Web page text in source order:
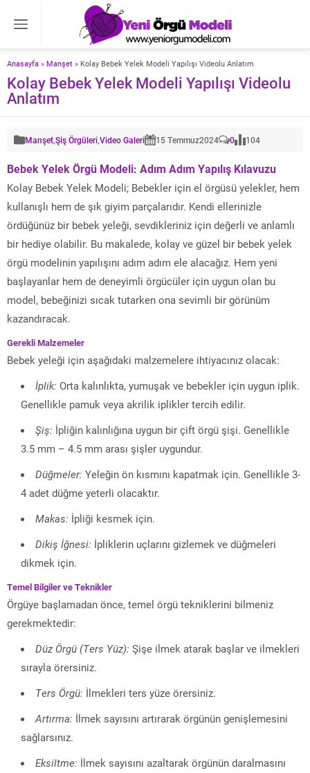
Anasayfa » Manşet » Kolay Bebek Yelek Modeli Yapılışı Videolu Anlatım
Kolay Bebek Yelek Modeli Yapılışı Videolu
Anlatım
Manşet,Şiş Örgüleri,Video Galeri 15 Temmuz2024 0 104
Bebek Yelek Örgü Modeli: Adım Adım Yapılış Kılavuzu
Kolay Bebek Yelek Modeli; Bebekler için el örgüsü yelekler, hem
kullanışlı hem de şık giyim parçalarıdır. Kendi ellerinizle
ördüğünüz bir bebek yeleği, sevdikleriniz için değerli ve anlamlı
bir hediye olabilir. Bu makalede, kolay ve güzel bir bebek yelek
örgü modelinin yapılışını adım adım ele alacağız. Hem yeni
başlayanlar hem de deneyimli örgücüler için uygun olan bu
model, bebeğinizi sıcak tutarken ona sevimli bir görünüm
kazandıracak.
Gerekli Malzemeler
Bebek yeleği için aşağıdaki malzemelere ihtiyacınız olacak:
İplik: Orta kalınlıkta, yumuşak ve bebekler için uygun iplik.
Genellikle pamuk veya akrilik iplikler tercih edilir.
Şiş: İpliğin kalınlığına uygun bir çift örgü şişi. Genellikle
3.5 mm – 4.5 mm arası şişler uygundur.
Düğmeler: Yeleğin ön kısmını kapatmak için. Genellikle 3-
4 adet düğme yeterli olacaktır.
Makas: İpliği kesmek için.
Dikiş İğnesi: İpliklerin uçlarını gizlemek ve düğmeleri
dikmek için.
Temel Bilgiler ve Teknikler
Örgüye başlamadan önce, temel örgü tekniklerini bilmeniz
gerekmektedir:
Düz Örgü (Ters Yüz): Şişe ilmek atarak başlar ve ilmekleri
sırayla örersiniz.
Ters Örgü: İlmekleri ters yüze örersiniz.
Artırma: İlmek sayısını artırarak örgünün genişlemesini
sağlarsınız.
Eksiltme: İlmek sayısını azaltarak örgünün daralmasını